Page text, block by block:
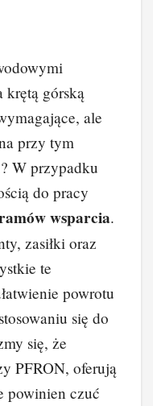
krętą górską
ale
przy tym
W przypadku
do pracy
wsparcia.
zasiłki oraz
te
powrotu
się do
się, że
PFRON, oferują
powinien czuć